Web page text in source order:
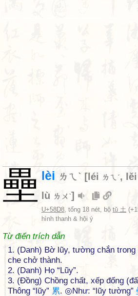
壘 lèi ㄌㄟˋ [ léi ㄌㄟˊ, lěi
lù ㄌㄨˋ]
U+58D8, tổng 18 nét, bộ tǔ 土
hình thanh & hội ý
Từ điển trích dẫn
1. (Danh) Bờ lũy, tường chắn trong
che chở thành.
2. (Danh) Họ “Lũy”.
3. (Đồng) Chồng chất, xếp đống
Thông “lũy” 累. ◎Như: “lũy tường”